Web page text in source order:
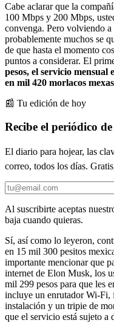
Cabe aclarar que la
100 Mbps y 200 Mbps,
convenga. Pero volviendo a
probablemente muchos se
de que hasta el momento
puntos a considerar. El
pesos, el servicio mensual
en mil 420 morlacos
📰 Tu edición de hoy
Recibe el periódico
El diario para hojear, las
correo, todos los días.
Al suscribirte aceptas
baja cuando quieras.
Sí, así como lo leyeron,
en 15 mil 300 pesitos
importante mencionar que
internet de Elon Musk, los
mil 299 pesos para que les
incluye un enrutador Wi-Fi,
instalación y un tripie de
que el servicio está sujeto a